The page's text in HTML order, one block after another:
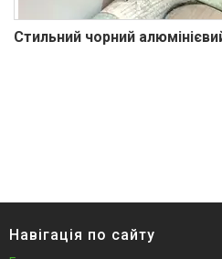
Алюмінієвий плінтус для
стільниці
Алюмінієві стінові панелі-
Стильний чорний
Навігація по сайту